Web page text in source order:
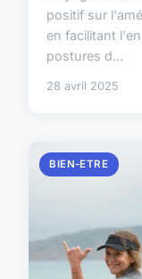
positif sur
en facilitant
postures d...
28 avril 2025
BIEN-ETRE